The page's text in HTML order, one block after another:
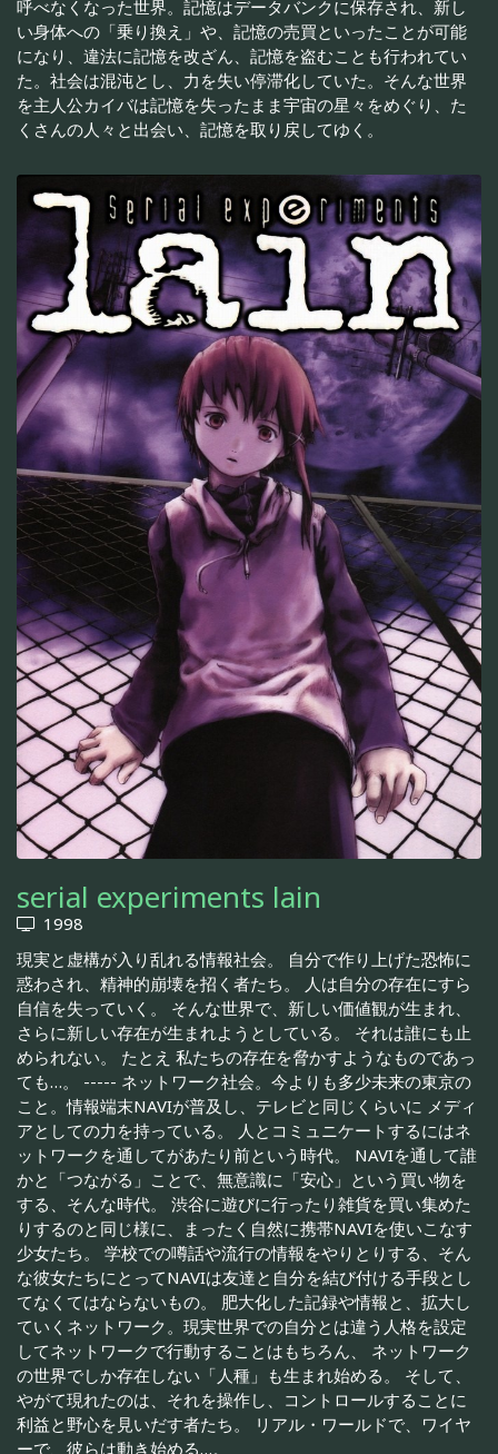
呼べなくなった世界。記憶はデータバンクに保存され、新し
い身体への「乗り換え」や、記憶の売買といったことが可能
になり、違法に記憶を改ざん、記憶を盗むことも行われてい
た。社会は混沌とし、力を失い停滞化していた。そんな世界
を主人公カイバは記憶を失ったまま宇宙の星々をめぐり、た
くさんの人々と出会い、記憶を取り戻してゆく。
serial experiments lain
1998
現実と虚構が入り乱れる情報社会。 自分で作り上げた恐怖に
惑わされ、精神的崩壊を招く者たち。 人は自分の存在にすら
自信を失っていく。 そんな世界で、新しい価値観が生まれ、
さらに新しい存在が生まれようとしている。 それは誰にも止
められない。 たとえ 私たちの存在を脅かすようなものであっ
ても…。 ----- ネットワーク社会。今よりも多少未来の東京の
こと。情報端末NAVIが普及し、テレビと同じくらいに メディ
アとしての力を持っている。 人とコミュニケートするにはネ
ットワークを通してがあたり前という時代。 NAVIを通して誰
かと「つながる」ことで、無意識に「安心」という買い物を
する、そんな時代。 渋谷に遊びに行ったり雑貨を買い集めた
りするのと同じ様に、まったく自然に携帯NAVIを使いこなす
少女たち。 学校での噂話や流行の情報をやりとりする、そん
な彼女たちにとってNAVIは友達と自分を結び付ける手段とし
てなくてはならないもの。 肥大化した記録や情報と、拡大し
ていくネットワーク。現実世界での自分とは違う人格を設定
してネットワークで行動することはもちろん、 ネットワーク
の世界でしか存在しない「人種」も生まれ始める。 そして、
やがて現れたのは、それを操作し、コントロールすることに
利益と野心を見いだす者たち。 リアル・ワールドで、ワイヤ
ーで、彼らは動き始める…。